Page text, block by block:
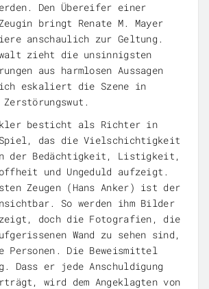
Den Übereifer einer
bringt Renate M. Mayer
anschaulich zur Geltung.
zieht die unsinnigsten
aus harmlosen Aussagen
eskaliert die Szene in
besticht als Richter in
Spiel, das die Vielschichtigkeit
der Bedächtigkeit, Listigkeit,
und Ungeduld aufzeigt.
Zeugen (Hans Anker) ist der
So werden ihm Bilder
doch die Fotografien, die
Wand zu sehen sind,
Personen. Die Beweismittel
Dass er jede Anschuldigung
wird dem Angeklagten von